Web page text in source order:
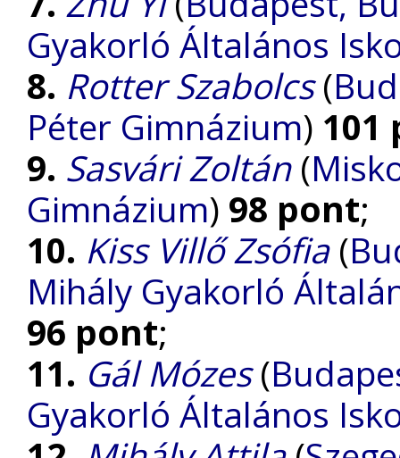
Gyakorló Általános
8. Rotter Szabolcs(
Péter Gimnázium) 101
9. Sasvári Zoltán(
Gimnázium) 98 pont;
10. Kiss Villő Zsófia(
Mihály Gyakorló
96 pont;
11. Gál Mózes(
Gyakorló Általános